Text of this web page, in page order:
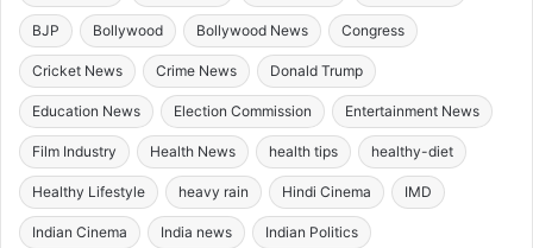
BJP Bollywood Bollywood News Congress
Cricket News Crime News Donald Trump
Education News Election Commission Entertainment News
Film Industry Health News health tips healthy-diet
Healthy Lifestyle heavy rain Hindi Cinema IMD
Indian Cinema India news Indian Politics